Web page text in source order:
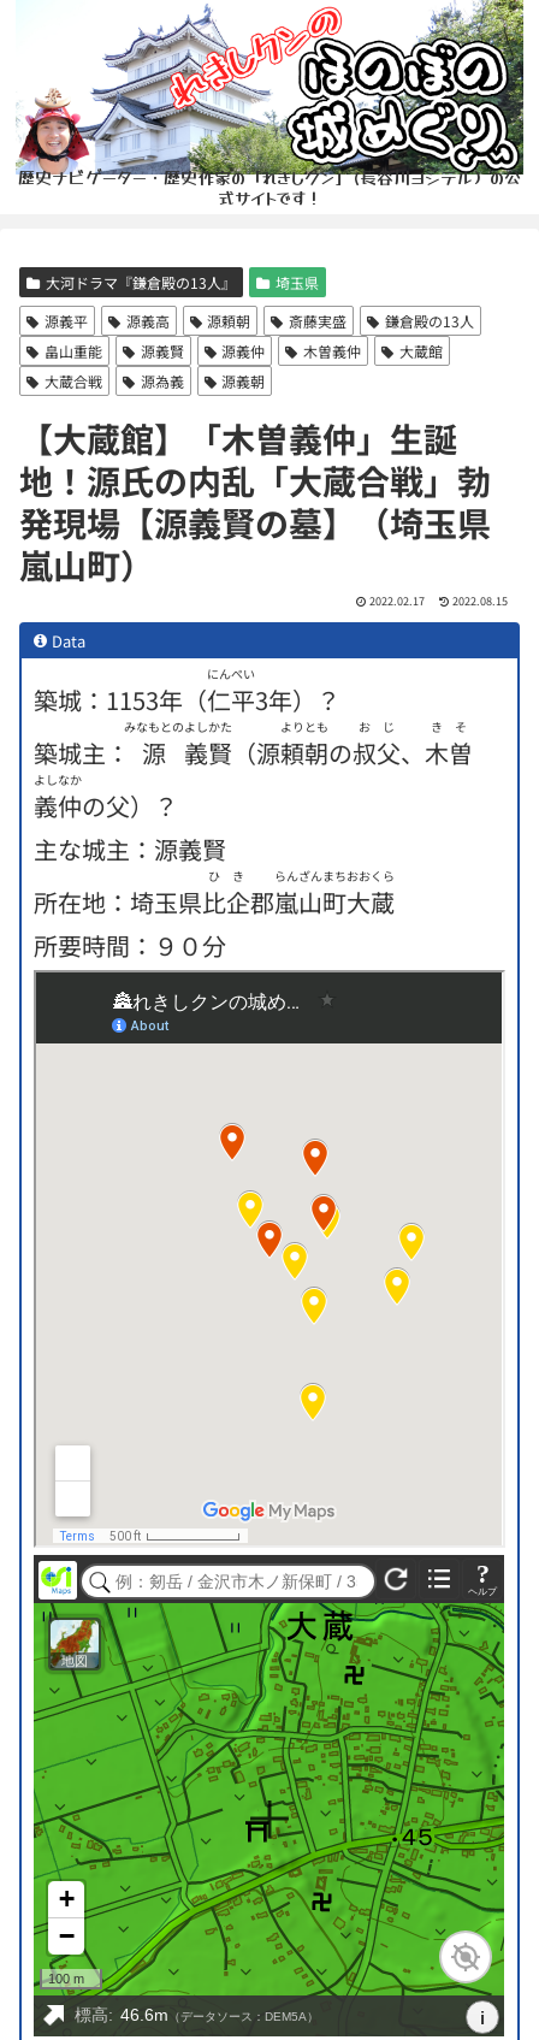
歴史ナビゲーター・歴史作家の「れきしクン」(長谷川ヨシテル）の公
式サイトです！
大河ドラマ『鎌倉殿の13人』
埼玉県
源義平
源義高 源頼朝 斎藤実盛
鎌倉殿の13人
畠山重能
源義賢 源義仲 木曽義仲
大蔵館
大蔵合戦
源為義 源義朝
【大蔵館】「木曽義仲」生誕
地！源氏の内乱「大蔵合戦」勃
発現場【源義賢の墓】（埼玉県
嵐山町）
2022.02.17 2022.08.15
Data
築城：1153年（仁平
にんぺい
3年）？
築城主：
源
みなもとの
義賢
よしかた
（源頼朝
よりとも
の叔父
おじ
、木曽
きそ
義仲
よしなか
の父）？
主な城主：源義賢
所在地 ： 埼玉県比企
ひき
郡嵐山町
らんざんまち
大蔵
おおくら
所要時間：９０分